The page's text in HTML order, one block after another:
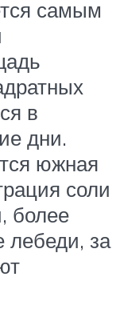
самым
в
дни.
южная
соли
более
лебеди, за